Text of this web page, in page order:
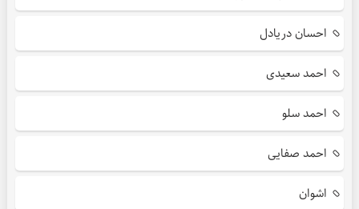
احسان دریادل
احمد سعیدی
احمد سلو
احمد صفایی
اشوان